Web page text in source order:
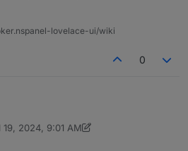
lovelace-ui/wiki
0
ist das?
hast du dazu im iobroker?
19, 2024, 9:01 AM
PalatinatusJul 19, 2024, 11:30 AM